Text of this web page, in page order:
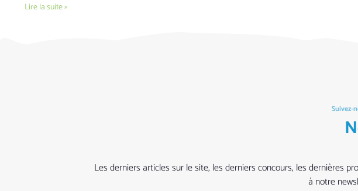
Lire la suite »
Suivez-
Les derniers articles sur le site, les derniers concours, les dernières
à notre